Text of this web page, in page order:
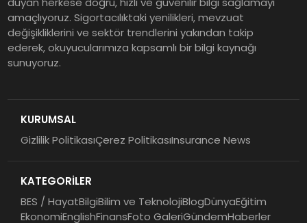
Mevduat kısa vadeyi, koruma
ürünleri uzun vadeyi tutuyor
ING Türkiye 2026 Yılının İlk
amaçlıyoruz. Sigortacılıktaki yenilikleri, mevzuat
değişikliklerini ve sektör trendlerini yakından takip
ederek, okuyucularımıza kapsamlı bir bilgi kaynağı
sunuyoruz.
KURUMSAL
Gizlilik PolitikasıÇerez PolitikasıInsurance News
KATEGORİLER
BES / HayatBilgiBilim ve TeknolojiBlogDünyaEğitim
EkonomiEnglishFinansFoto GaleriGündemHaberler